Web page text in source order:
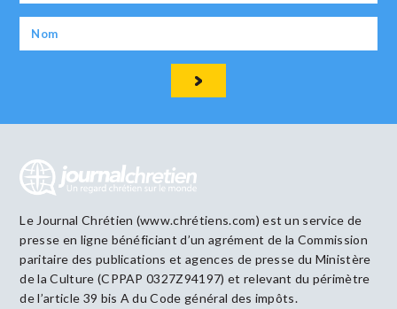
Le Journal Chrétien (www.chrétiens.com) est un service de
presse en ligne bénéficiant d’un agrément de la Commission
paritaire des publications et agences de presse du Ministère
de la Culture (CPPAP 0327Z94197) et relevant du périmètre
de l’article 39 bis A du Code général des impôts.